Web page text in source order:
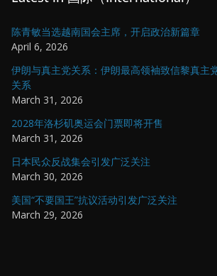
陈青敏当选越南国会主席，开启政治新篇章
April 6, 2026
伊朗与真主党关系：伊朗最高领袖致信黎真主
关系
March 31, 2026
2028年洛杉矶奥运会门票即将开售
March 31, 2026
日本民众反战集会引发广泛关注
March 30, 2026
美国“不要国王”抗议活动引发广泛关注
March 29, 2026